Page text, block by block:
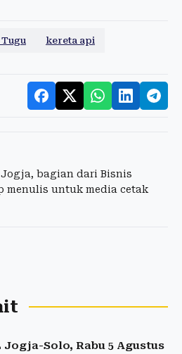
Tugu kereta api
bagian dari Bisnis
menulis untuk media cetak
Solo, Rabu 5 Agustus